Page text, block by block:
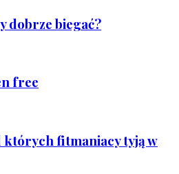
dobrze biegać?
free
których fitmaniacy tyją w